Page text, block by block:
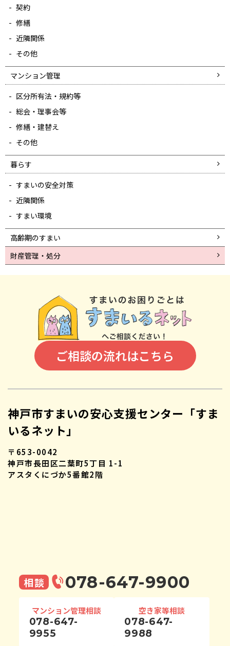
契約
修繕
近隣関係
その他
マンション管理
区分所有法・規約等
総会・理事会等
修繕・建替え
その他
暮らす
すまいの安全対策
近隣関係
すまい環境
高齢期のすまい
財産管理・処分
ご相談の流れはこちら
神戸市すまいの安心支援センター「すま
いるネット」
〒653-0042
神戸市長田区二葉町5丁目 1-1
アスタくにづか5番館2階
相談 078-647-9900
マンション管理相談
078-647-
9955
空き家等相談
078-647-
9988